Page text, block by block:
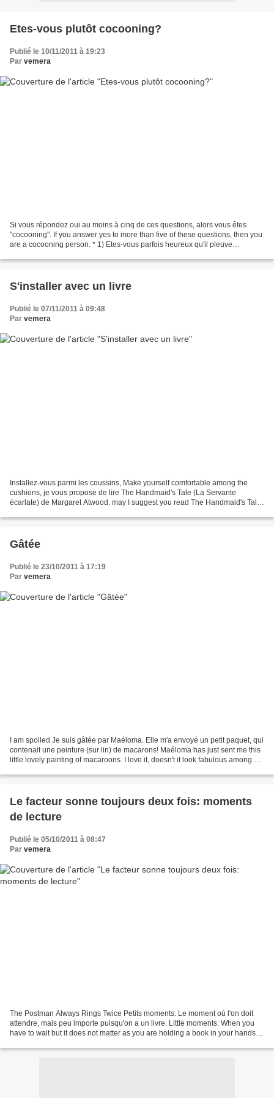
Etes-vous plutôt cocooning?
Publié le 10/11/2011 à 19:23
Par vemera
Si vous répondez oui au moins à cinq de ces questions, alors vous êtes
"cocooning". If you answer yes to more than five of these questions, then you
are a cocooning person. * 1) Etes-vous parfois heureux qu'il pleuve
S'installer avec un livre
Publié le 07/11/2011 à 09:48
Par vemera
Installez-vous parmi les coussins, Make yourself comfortable among the
cushions, je vous propose de lire The Handmaid's Tale (La Servante
écarlate) de Margaret Atwood. may I suggest you read The Handmaid's Tale
Gâtée
Publié le 23/10/2011 à 17:19
Par vemera
I am spoiled Je suis gâtée par Maéloma. Elle m'a envoyé un petit paquet, qui
contenait une peinture (sur lin) de macarons! Maéloma has just sent me this
little lovely painting of macaroons. I love it, doesn't it look fabulous among my
Le facteur sonne toujours deux fois: moments
de lecture
Publié le 05/10/2011 à 08:47
Par vemera
The Postman Always Rings Twice Petits moments: Le moment où l'on doit
attendre, mais peu importe puisqu'on a un livre. Little moments: When you
have to wait but it does not matter as you are holding a book in your hands.